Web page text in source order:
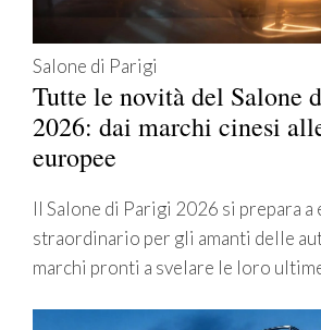
Salone di Parigi
Tutte le novità del Salone
2026: dai marchi cinesi
europee
Il Salone di Parigi 2026 si prepara a
straordinario per gli amanti delle
marchi pronti a svelare le loro